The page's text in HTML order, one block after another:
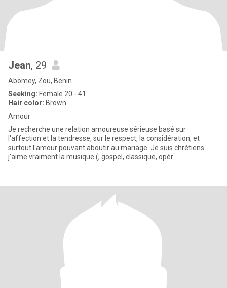
Jean, 29
Abomey, Zou, Benin
Seeking: Female 20 - 41
Hair color: Brown
Amour
Je recherche une relation amoureuse sérieuse basé sur
l'affection et la tendresse, sur le respect, la considération, et
surtout l'amour pouvant aboutir au mariage. Je suis chrétiens
j'aime vraiment la musique (; gospel, classique, opér